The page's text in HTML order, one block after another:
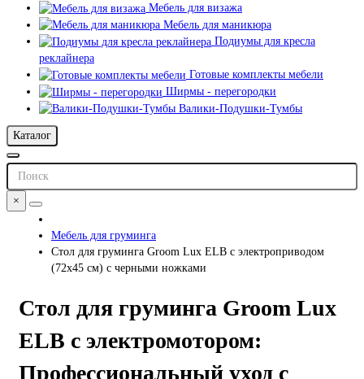
Мебель для визажа
Мебель для маникюра
Подиумы для кресла
реклайнера
Готовые комплекты мебели
Ширмы - перегородки
Валики-Подушки-Тумбы
Каталог
×
Мебель для груминга
Стол для груминга Groom Lux ELB с электроприводом
(72х45 см) с черными ножками
Стол для груминга Groom Lux
ELB с электромотором:
Профессиональный уход с